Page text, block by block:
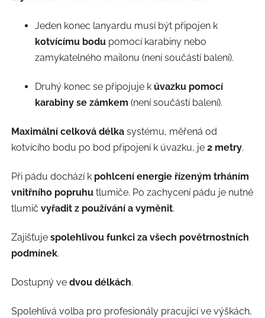
Jeden konec lanyardu musí být připojen k
kotvícímu bodupomocí karabiny nebo
zamykatelného mailonu (není součástí balení).
Druhý konec se připojuje k úvazku pomocí
karabiny se zámkem (není součástí balení).
Maximální celková délkasystému, měřená od
kotvícího bodu po bod připojení k úvazku, je 2 metry.
Při pádu dochází k pohlcení energie řízeným trháním
vnitřního popruhutlumiče. Po zachycení pádu je nutné
tlumič vyřadit z používání a vyměnit.
Zajišťuje spolehlivou funkci za všech povětrnostních
podmínek.
Dostupný ve dvou délkách.
Spolehlivá volba pro profesionály pracující ve výškách,